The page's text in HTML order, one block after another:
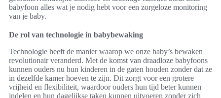
babyfoon alles wat je nodig hebt voor een zorgeloze monitoring
van je baby.
De rol van technologie in babybewaking
Technologie heeft de manier waarop we onze baby’s bewaken
revolutionair veranderd. Met de komst van draadloze babyfoons
kunnen ouders nu hun kinderen in de gaten houden zonder dat ze
in dezelfde kamer hoeven te zijn. Dit zorgt voor een grotere
vrijheid en flexibiliteit, waardoor ouders hun tijd beter kunnen
indelen en hun dagelijkse taken kunnen uitvoeren zonder zich